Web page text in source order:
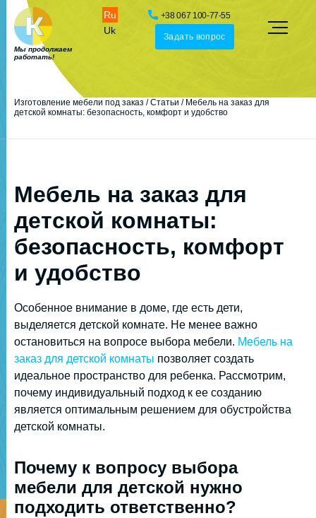
Мы продолжаем
работать!
Uk
Ru +38 067 100-77-55
Задать вопрос
Изготовление мебели под заказ /Статьи / Мебель на заказ для
детской комнаты: безопасность, комфорт и удобство
Мебель на заказ для
детской комнаты:
безопасность, комфорт
и удобство
Особенное внимание в доме, где есть дети,
выделяется детской комнате. Не менее важно
остановиться на вопросе выбора мебели. Мебель на
заказ для детской комнаты позволяет создать
идеальное пространство для ребенка. Рассмотрим,
почему индивидуальный подход к ее созданию
является оптимальным решением для обустройства
детской комнаты.
Почему к вопросу выбора
мебели для детской нужно
подходить ответственно?